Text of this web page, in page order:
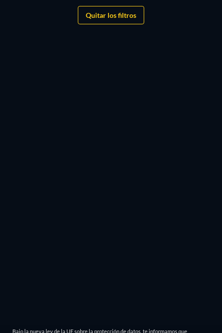
Quitar los filtros
Bajo la nueva ley de la UE sobre la protección de datos, te informamos que